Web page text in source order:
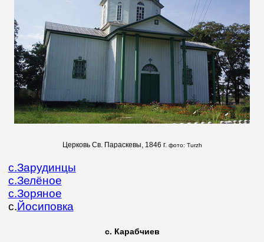
Церковь Св. Параскевы, 1846 г. фото: Turzh
с.Зарудинцы
с.Зелёное
с.Зоряное
с.Йосиповка
с. Карабчиев